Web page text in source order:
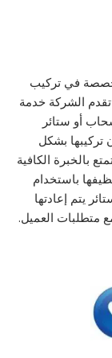
في تركيب
تقدم الشركة خدمة
أو ستائر
تركيبها بشكل
بالخبرة الكافية
باستخدام
يتم إعادتها
متطلبات العميل.